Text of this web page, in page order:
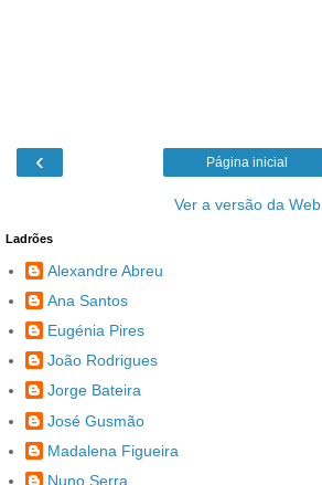
‹ Página inicial
Ver a versão da Web
Ladrões
Alexandre Abreu
Ana Santos
Eugénia Pires
João Rodrigues
Jorge Bateira
José Gusmão
Madalena Figueira
Nuno Serra